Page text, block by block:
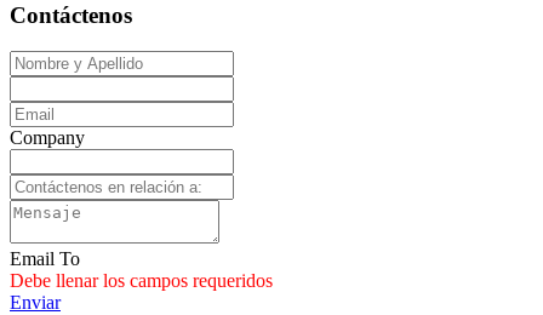
Contáctenos
Company
Email To
Debe llenar los campos requeridos
Enviar